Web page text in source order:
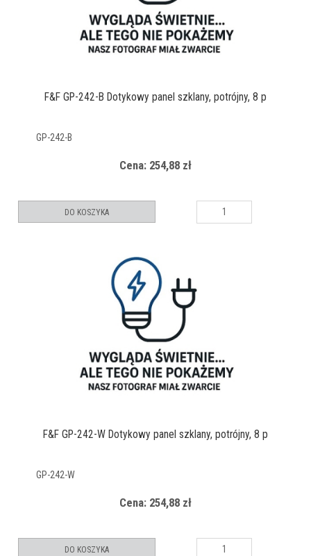
F&F GP-242-B Dotykowy panel szklany, potrójny, 8 p
GP-242-B
Cena: 254,88 zł
DO KOSZYKA
F&F GP-242-W Dotykowy panel szklany, potrójny, 8 p
GP-242-W
Cena: 254,88 zł
DO KOSZYKA